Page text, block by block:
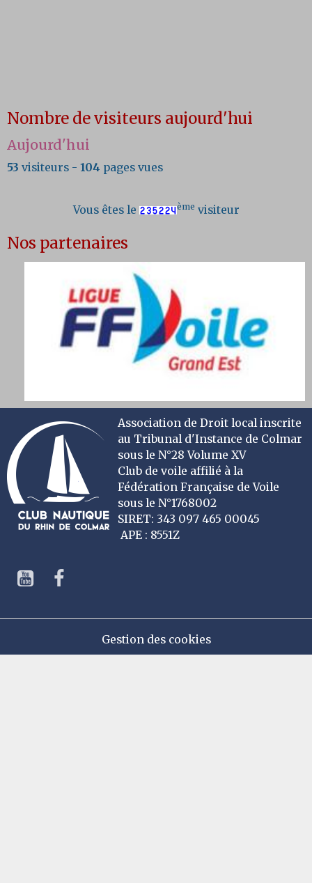
Nombre de visiteurs aujourd'hui
Aujourd'hui
53 visiteurs - 104 pages vues
Vous êtes le ème visiteur
Nos partenaires
Association de Droit local inscrite
au Tribunal d'Instance de Colmar
sous le N°28 Volume XV
Club de voile affilié à la
Fédération Française de Voile
sous le N°1768002
SIRET: 343 097 465 00045
APE : 8551Z
Gestion des cookies